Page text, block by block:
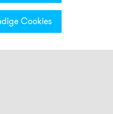
Cookies